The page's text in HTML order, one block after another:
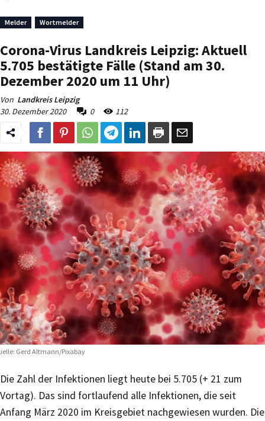
Melder Wortmelder
Corona-Virus Landkreis Leipzig: Aktuell
5.705 bestätigte Fälle (Stand am 30.
Dezember 2020 um 11 Uhr)
Von Landkreis Leipzig
30. Dezember 2020
0 112
Gerd Altmann/Pixabay
Die Zahl der Infektionen liegt heute bei 5.705 (+ 21 zum
Vortag). Das sind fortlaufend alle Infektionen, die seit
Anfang März 2020 im Kreisgebiet nachgewiesen wurden. Die